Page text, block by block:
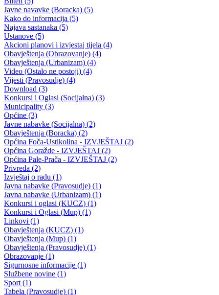
Javni poziv za odabir korisnika sredstava za finansiranje po
podrške razvoju privatnim preduzećima i poduzetnicima sa područja
BPK Goražde“ i Programa o izmjenama i dopunama programa
podrške razvoju privatnim preduzećima i poduzetnicima sa područja
BPK Goražde za 2023.godinu
20.09.2023